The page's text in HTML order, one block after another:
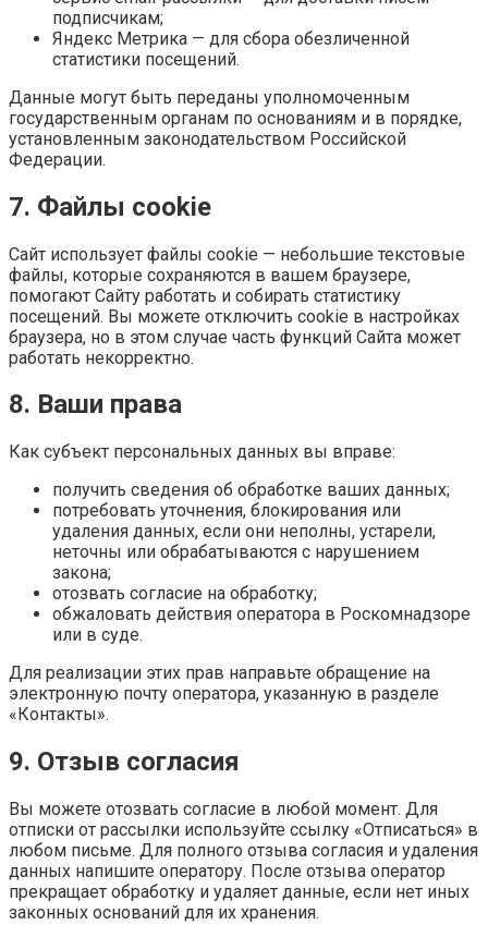
подписчикам;
Яндекс Метрика — для сбора обезличенной
статистики посещений.
Данные могут быть переданы уполномоченным
государственным органам по основаниям и в порядке,
установленным законодательством Российской
Федерации.
7. Файлы cookie
Сайт использует файлы cookie — небольшие текстовые
файлы, которые сохраняются в вашем браузере,
помогают Сайту работать и собирать статистику
посещений. Вы можете отключить cookie в настройках
браузера, но в этом случае часть функций Сайта может
работать некорректно.
8. Ваши права
Как субъект персональных данных вы вправе:
получить сведения об обработке ваших данных;
потребовать уточнения, блокирования или
удаления данных, если они неполны, устарели,
неточны или обрабатываются с нарушением
закона;
отозвать согласие на обработку;
обжаловать действия оператора в Роскомнадзоре
или в суде.
Для реализации этих прав направьте обращение на
электронную почту оператора, указанную в разделе
«Контакты».
9. Отзыв согласия
Вы можете отозвать согласие в любой момент. Для
отписки от рассылки используйте ссылку «Отписаться» в
любом письме. Для полного отзыва согласия и удаления
данных напишите оператору. После отзыва оператор
прекращает обработку и удаляет данные, если нет иных
законных оснований для их хранения.